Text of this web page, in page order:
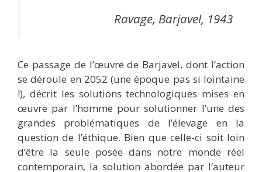
Ravage, Barjavel, 1943
Ce passage de l’œuvre de Barjavel, dont l’action
se déroule en 2052 (une époque pas si lointaine
!), décrit les solutions technologiques mises en
œuvre par l’homme pour solutionner l’une des
grandes problématiques de l’élevage en la
question de l’éthique. Bien que celle-ci soit loin
d’être la seule posée dans notre monde réel
contemporain, la solution abordée par l’auteur